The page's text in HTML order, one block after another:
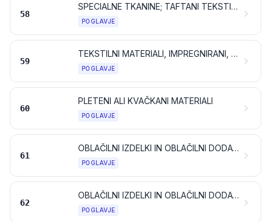
58
SPECIALNE TKANINE; TAFTANI TEKSTILNI MATERIALI; ČIPKE; TAPISERIJE; POZAMENTERIJA; VEZENINE
POGLAVJE
59
TEKSTILNI MATERIALI, IMPREGNIRANI, PREMAZANI, PREVLEČENI, PREKRITI ALI LAMINIRANI; TEKSTILNI IZDELKI, PRIMERNI ZA TEHNIČNE NAMENE
POGLAVJE
60
PLETENI ALI KVAČKANI MATERIALI
POGLAVJE
61
OBLAČILNI IZDELKI IN OBLAČILNI DODATKI, PLETENI ALI KVAČKANI
POGLAVJE
62
OBLAČILNI IZDELKI IN OBLAČILNI DODATKI, NEPLETENI ALI NEKVAČKANI
POGLAVJE